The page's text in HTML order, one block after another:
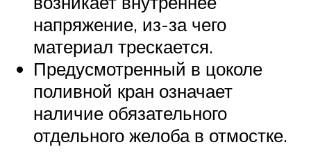
напряжение, из-за чего
материал трескается.
Предусмотренный в цоколе
поливной кран означает
наличие обязательного
отдельного желоба в отмостке.